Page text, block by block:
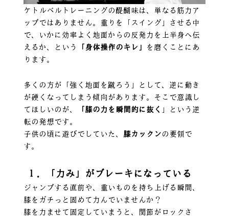
ケトルベルトレーニングの醍醐味は、単なる筋力ア
ップではありません。重りを「スイング」させる中
で、いかに効率よく地面からの反発力を上半身へ伝
えるか、という
「身体操作のキレ」
を磨くことにあ
ります。
多くの方が「強く地面を蹴ろう」として、逆に動き
が硬くなってしまう傾向があります。そこで意識し
てほしいのが、
「膝の力を瞬間的に抜く 」という逆
転の発想です。
子供の頃に遊びでしていた、 膝カックンの要領で
す。
１．「力み」がブレーキになっている
ジャンプする直前や、重いものを持ち上げる瞬間、
膝をガチっと固めて力んでいませんか？
膝を力ませて固定していまうと、関節がロックさ